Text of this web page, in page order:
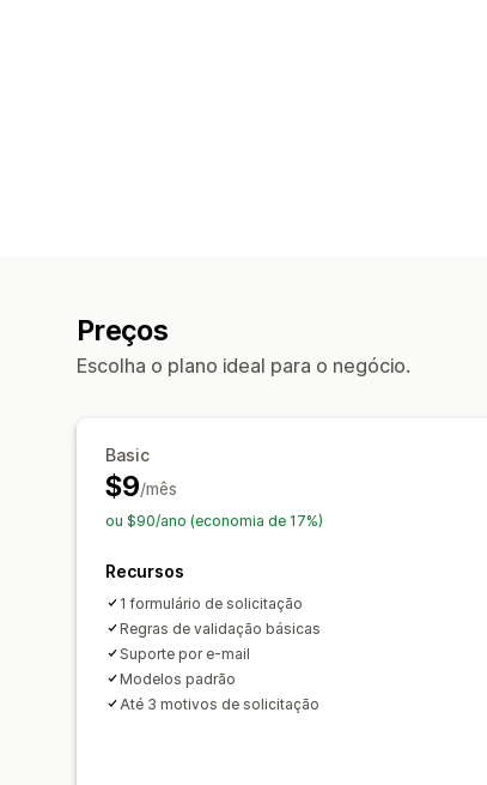
Preços
Escolha o plano ideal para o negócio.
Basic
$9/mês
ou $90/ano (economia de 17%)
Recursos
1 formulário de solicitação
Regras de validação básicas
Suporte por e-mail
Modelos padrão
Até 3 motivos de solicitação